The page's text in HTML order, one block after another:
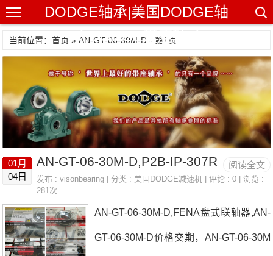
DODGE轴承|美国DODGE轴
承|DODGE带座轴承
当前位置：首页 » AN-GT-06-30M-D - 第1页
阅读全文
01月
04日
AN-GT-06-30M-D,P2B-IP-307R
发布 :visonbearing | 分类 :美国DODGE减速机 | 评论 : 0 | 浏览 :
281次
AN-GT-06-30M-D,FENA盘式联轴器,AN-
GT-06-30M-D价格交期，AN-GT-06-30M